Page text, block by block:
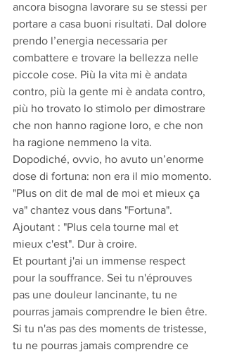
ancora bisogna lavorare su se stessi per
portare a casa buoni risultati. Dal dolore
prendo l’energia necessaria per
combattere e trovare la bellezza nelle
piccole cose. Più la vita mi è andata
contro, più la gente mi è andata contro,
più ho trovato lo stimolo per dimostrare
che non hanno ragione loro, e che non
ha ragione nemmeno la vita.
Dopodiché, ovvio, ho avuto un’enorme
dose di fortuna: non era il mio momento.
"Plus on dit de mal de moi et mieux ça
va" chantez vous dans "Fortuna".
Ajoutant : "Plus cela tourne mal et
mieux c'est". Dur à croire.
Et pourtant j'ai un immense respect
pour la souffrance. Sei tu n'éprouves
pas une douleur lancinante, tu ne
pourras jamais comprendre le bien être.
Si tu n'as pas des moments de tristesse,
tu ne pourras jamais comprendre ce